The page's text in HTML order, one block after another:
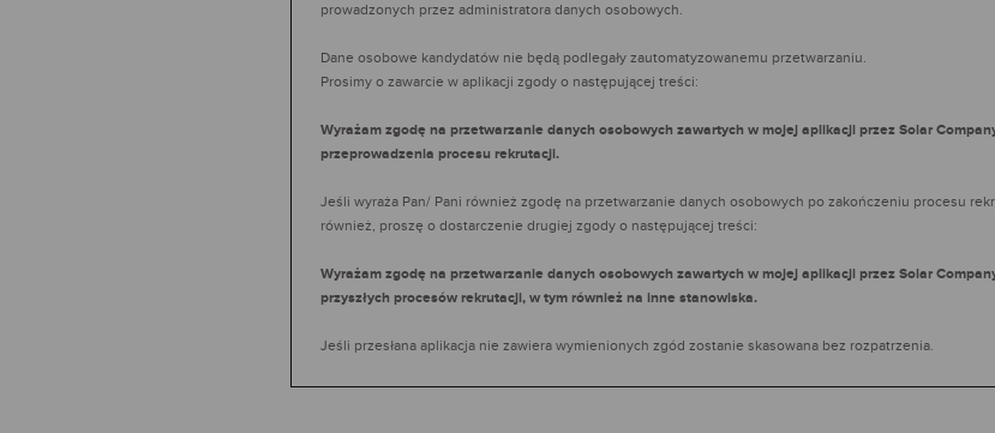
prowadzonych przez administratora danych osobowych.
Dane osobowe kandydatów nie będą podlegały zautomatyzowanemu przetwarzaniu.
Prosimy o zawarcie w aplikacji zgody o następującej treści:
Wyrażam zgodę na przetwarzanie danych osobowych zawartych w mojej aplikacji przez Solar
przeprowadzenia procesu rekrutacji.
Jeśli wyraża Pan/ Pani również zgodę na przetwarzanie danych osobowych po zakończeniu procesu
również, proszę o dostarczenie drugiej zgody o następującej treści:
Wyrażam zgodę na przetwarzanie danych osobowych zawartych w mojej aplikacji przez Solar
przyszłych procesów rekrutacji, w tym również na inne stanowiska.
Jeśli przesłana aplikacja nie zawiera wymienionych zgód zostanie skasowana bez rozpatrzenia.